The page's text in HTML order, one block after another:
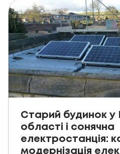
Старий будинок у
області і сонячна
електростанція:
модернізація